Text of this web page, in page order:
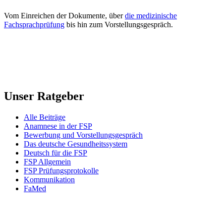
Vom Einreichen der Dokumente, überdie medizinische
Fachsprachprüfung bis hin zum Vorstellungsgespräch.
Unser Ratgeber
Alle Beiträge
Anamnese in der FSP
Bewerbung und Vorstellungsgespräch
Das deutsche Gesundheitssystem
Deutsch für die FSP
FSP Allgemein
FSP Prüfungsprotokolle
Kommunikation
FaMed